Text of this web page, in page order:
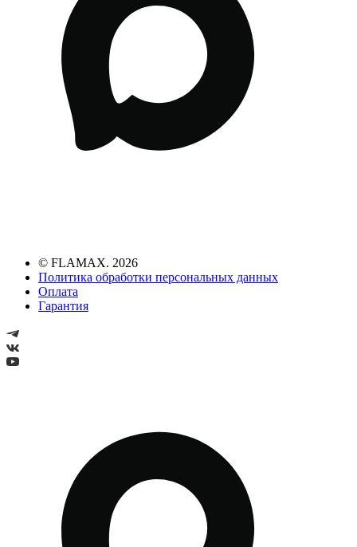
© FLAMAX. 2026
Политика обработки персональных данных
Оплата
Гарантия